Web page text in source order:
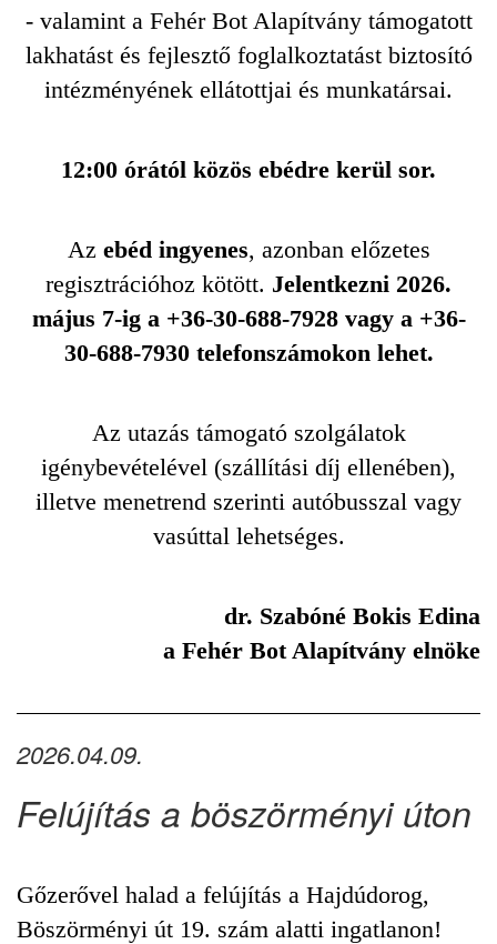
- valamint a Fehér Bot Alapítvány támogatott
lakhatást és fejlesztő foglalkoztatást biztosító
intézményének ellátottjai és munkatársai.
12:00 órától közös ebédre kerül sor.
Az ebéd ingyenes, azonban előzetes
regisztrációhoz kötött. Jelentkezni 2026.
május 7-ig a +36-30-688-7928 vagy a +36-
30-688-7930 telefonszámokon lehet.
Az utazás támogató szolgálatok
igénybevételével (szállítási díj ellenében),
illetve menetrend szerinti autóbusszal vagy
vasúttal lehetséges.
dr. Szabóné Bokis Edina
a Fehér Bot Alapítvány elnöke
2026.04.09.
Felújítás a böszörményi úton
Gőzerővel halad a felújítás a Hajdúdorog,
Böszörményi út 19. szám alatti ingatlanon!